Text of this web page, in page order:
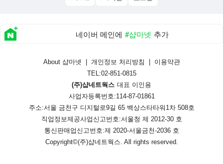
네이버 메인에 #샵마넷 추가
About 샵마넷 개인정보 처리방침
이용약관
TEL:02-851-0815
(주)샵네트웍스 대표 이인용
사업자등록번호:114-87-01861
주소:서울 금천구 디지털로9길 65 백상스타타워1차 508호
직업정보제공사업신고번호:서울청 제 2012-30 호
통신판매업신고번호:제 2020-서울금천-2036 호
Copyright©(주)샵네트웍스. All rights reserved.